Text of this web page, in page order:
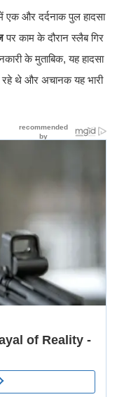
एक और दर्दनाक पुल हादसा
पर काम के दौरान स्लैब गिर
के मुताबिक, यह हादसा
थे और अचानक यह भारी